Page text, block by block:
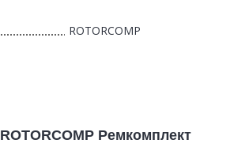
ROTORCOMP
ROTORCOMP Ремкомплект